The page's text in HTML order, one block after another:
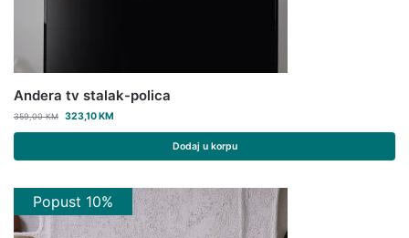
Andera tv stalak-polica
359,00KM 323,10KM
Dodaj u korpu
Popust 10%